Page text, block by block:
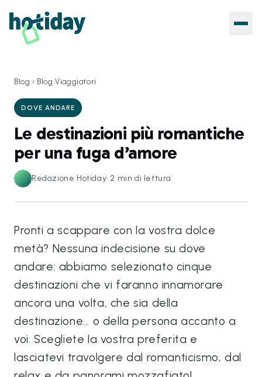
Blog › Blog Viaggiatori
DOVE ANDARE
Le destinazioni più romantiche
per una fuga d’amore
Redazione Hotiday· 2 min di lettura
Pronti a scappare con la vostra dolce
metà? Nessuna indecisione su dove
andare: abbiamo selezionato cinque
destinazioni che vi faranno innamorare
ancora una volta, che sia della
destinazione... o della persona accanto a
voi. Scegliete la vostra preferita e
lasciatevi travolgere dal romanticismo, dal